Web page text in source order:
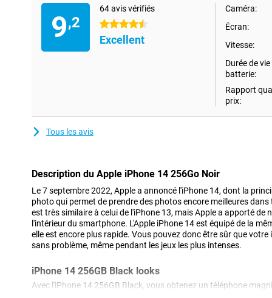
9,2
64 avis vérifiés
4.5 étoiles
Excellent
Caméra:
Écran:
Vitesse:
Durée de vie
batterie:
Rapport
prix:
Tous les avis
Description du Apple iPhone 14 256Go Noir
Le 7 septembre 2022, Apple a annoncé l'iPhone 14, dont la
photo qui permet de prendre des photos encore meilleures
est très similaire à celui de l'iPhone 13, mais Apple a apporté de
l'intérieur du smartphone. L'Apple iPhone 14 est équipé de la
elle est encore plus rapide. Vous pouvez donc être sûr que
sans problème, même pendant les jeux les plus intenses.
iPhone 14 256GB Black looks
Avec l'iPhone 14 256GB Black, vous obtenez un téléphone